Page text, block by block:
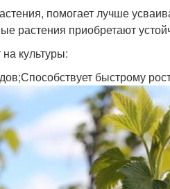
помогает лучше
растения приобретают
культуры:
быстрому